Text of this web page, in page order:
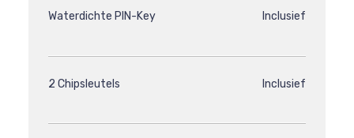
Waterdichte PIN-Key Inclusief
2 Chipsleutels Inclusief